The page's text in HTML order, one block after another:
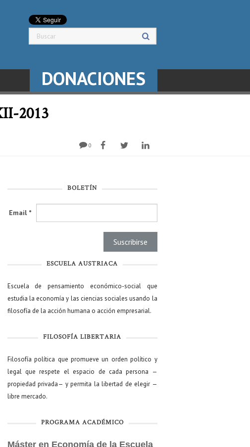
DONACIONES
2013
0
BOLETÍN
Email *
ESCUELA AUSTRIACA
Escuela de pensamiento económico-social que
estudia la economía y las ciencias sociales usando la
filosofía de la acción humana o acción empresarial.
FILOSOFÍA LIBERTARIA
Filosofía política que promueve un orden político y
legal que respete el espacio de cada persona —
propiedad privada— y permita la libertad de elegir —
libre mercado.
PROGRAMA ACADÉMICO
Máster en Economía de la Escuela